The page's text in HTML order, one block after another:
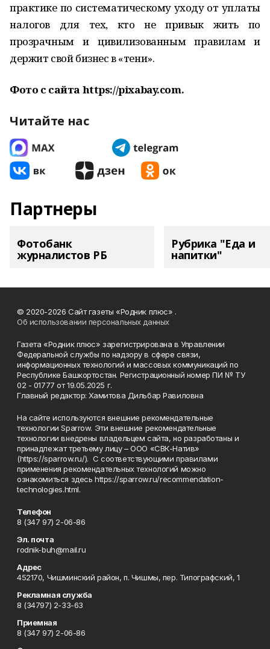
практике по систематическому уходу от уплаты
налогов для тех, кто не привык жить по
прозрачным и цивилизованным правилам и
держит свой бизнес в «тени».
Фото с сайта https://pixabay.com.
Читайте нас
Партнеры
Фотобанк
журналистов РБ
Рубрика "Еда и
напитки"
© 2020-2026 Сайт газеты «Родник плюс» .
Об использовании персональных данных
Газета «Родник плюс» зарегистрирована в Управлении
Федеральной службы по надзору в сфере связи,
информационных технологий и массовых коммуникаций по
Республике Башкортостан. Регистрационный номер ПИ № ТУ
02 - 01777 от 19.05.2025 г.
Главный редактор: Хамитова Дильбар Равиловна
На сайте используются внешние рекомендательные
технологии Sparrow. Эти внешние рекомендательные
технологии внедрены владельцем сайта, но разработаны и
принадлежат третьему лицу – ООО «СВК-Натив»
(https://sparrow.ru/). С соответствующими правилами
применения рекомендательных технологий можно
ознакомиться здесь https://sparrow.ru/recommendation-
technologies.html.
Телефон
8 (347 97) 2-06-86
Эл. почта
rodnik-buh@mail.ru
Адрес
452170, Чишминский район, п. Чишмы, пер. Типографский, 1
Рекламная служба
8 (34797) 2-33-63
Приемная
8 (347 97) 2-06-86